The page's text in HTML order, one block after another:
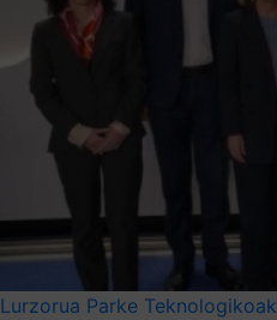
Lurzorua Parke Teknologikoak